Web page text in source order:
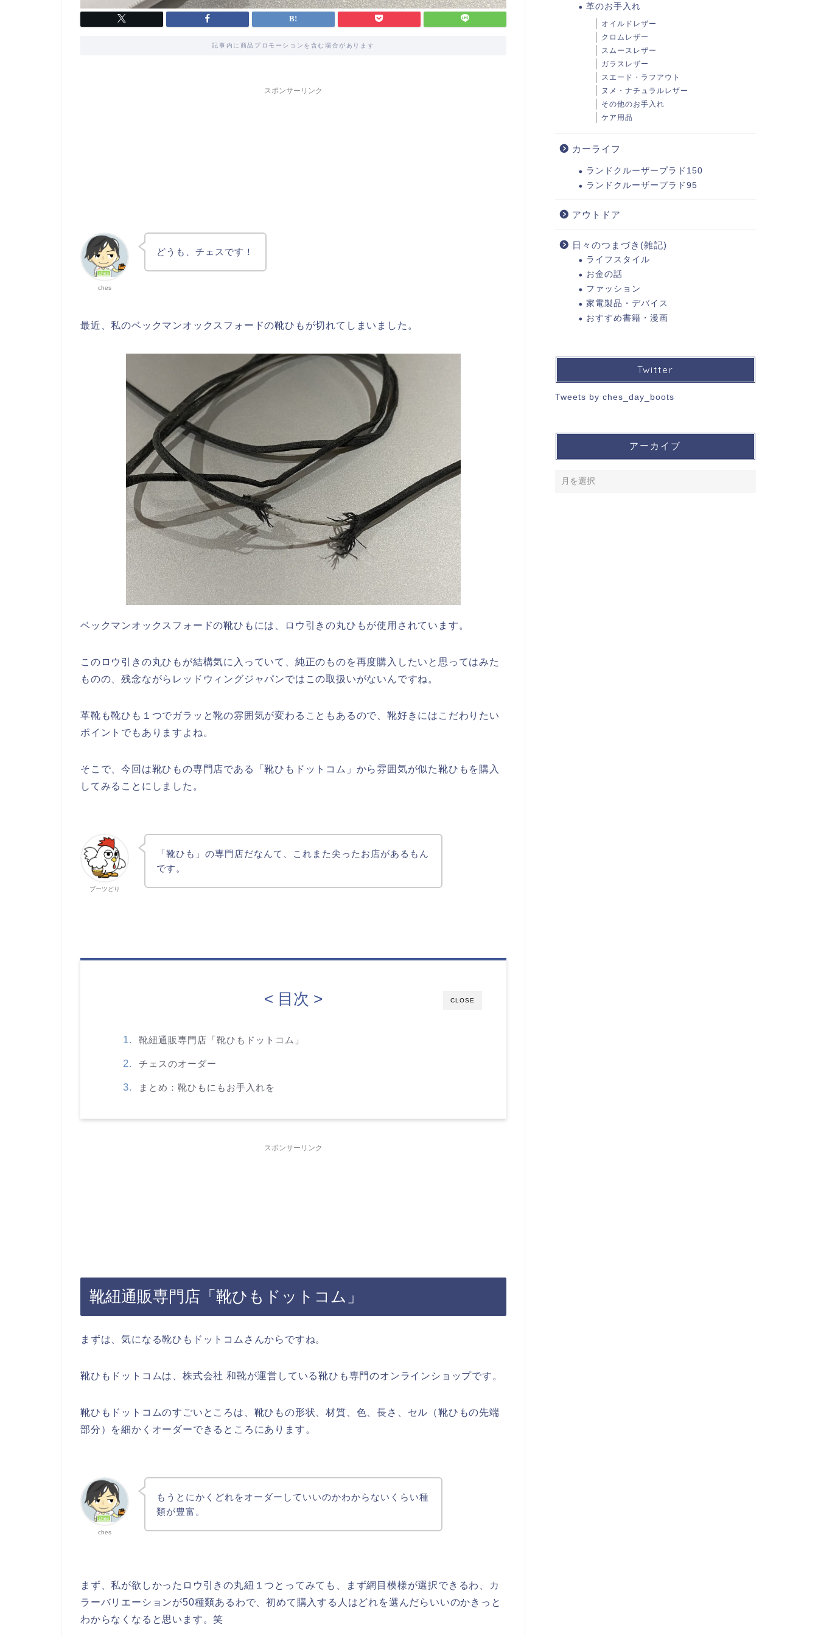
記事内に商品プロモーションを含む場合があります
スポンサーリンク
ches
どうも、チェスです！
最近、私のベックマンオックスフォードの靴ひもが切れてしまいました。
ベックマンオックスフォードの靴ひもには、ロウ引きの丸ひもが使用されています。
このロウ引きの丸ひもが結構気に入っていて、純正のものを再度購入したいと思ってはみた
ものの、残念ながらレッドウィングジャパンではこの取扱いがないんですね。
革靴も靴ひも１つでガラッと靴の雰囲気が変わることもあるので、靴好きにはこだわりたい
ポイントでもありますよね。
そこで、今回は靴ひもの専門店である「靴ひもドットコム」から雰囲気が似た靴ひもを購入
してみることにしました。
ブーツどり
「靴ひも」の専門店だなんて、これまた尖ったお店があるもん
です。
CLOSE
< 目次 >
靴紐通販専門店「靴ひもドットコム」
チェスのオーダー
まとめ：靴ひもにもお手入れを
スポンサーリンク
靴紐通販専門店「靴ひもドットコム」
まずは、気になる靴ひもドットコムさんからですね。
靴ひもドットコムは、株式会社 和靴が運営している靴ひも専門のオンラインショップです。
靴ひもドットコムのすごいところは、靴ひもの形状、材質、色、長さ、セル（靴ひもの先端
部分）を細かくオーダーできるところにあります。
ches
もうとにかくどれをオーダーしていいのかわからないくらい種
類が豊富。
まず、私が欲しかったロウ引きの丸紐１つとってみても、まず網目模様が選択できるわ、カ
ラーバリエーションが50種類あるわで、初めて購入する人はどれを選んだらいいのかきっと
わからなくなると思います。笑
革のお手入れ
オイルドレザー
クロムレザー
スムースレザー
ガラスレザー
スエード・ラフアウト
ヌメ・ナチュラルレザー
その他のお手入れ
ケア用品
カーライフ
ランドクルーザープラド150
ランドクルーザープラド95
アウトドア
日々のつまづき(雑記)
ライフスタイル
お金の話
ファッション
家電製品・デバイス
おすすめ書籍・漫画
Twitter
Tweets by ches_day_boots
アーカイブ